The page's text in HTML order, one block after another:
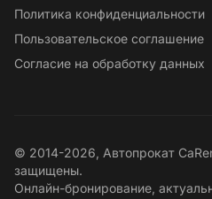
Политика конфиденциальности
Пользовательское соглашение
Согласие на обработку данных
© 2014-2026, Автопрокат
защищены.
Онлайн-бронирование,